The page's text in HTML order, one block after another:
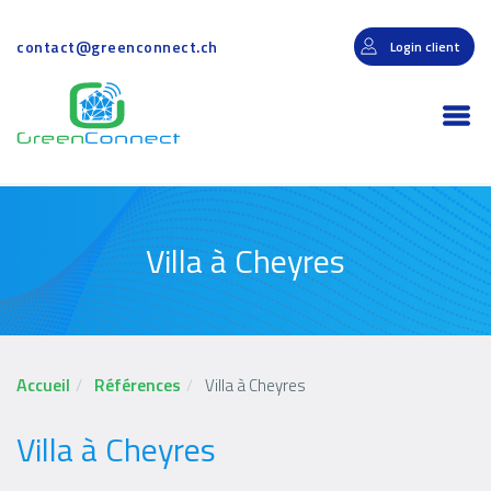
contenu
contact@greenconnect.ch Login client
Villa à Cheyres
Accueil Références Villa à Cheyres
Villa à Cheyres